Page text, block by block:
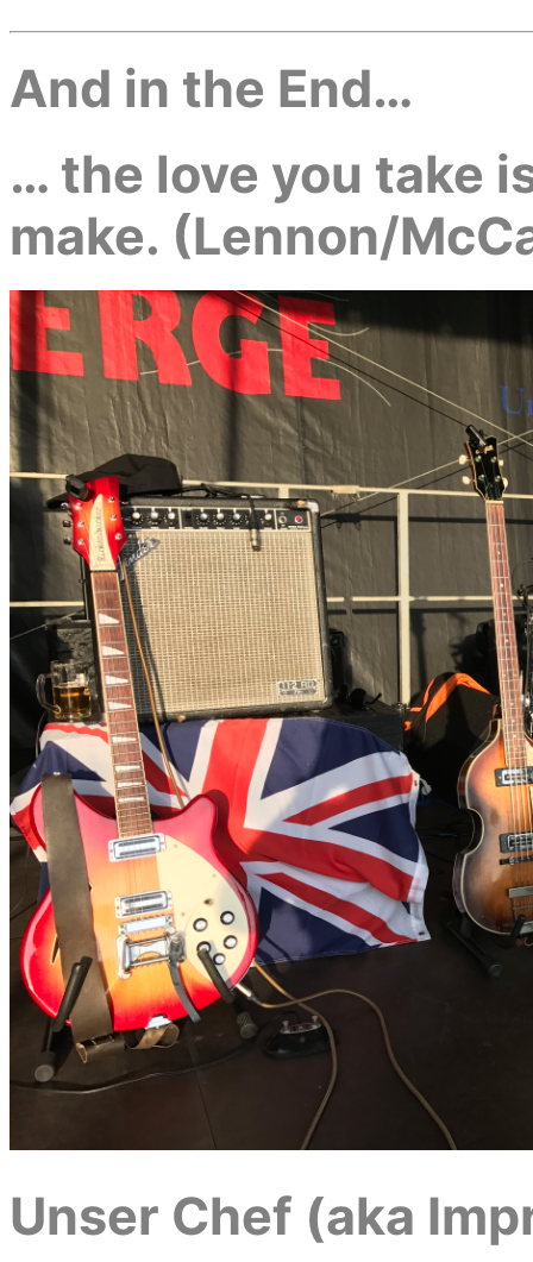
And in the End…
… the love you take
make. (Lennon/
Unser Chef (aka